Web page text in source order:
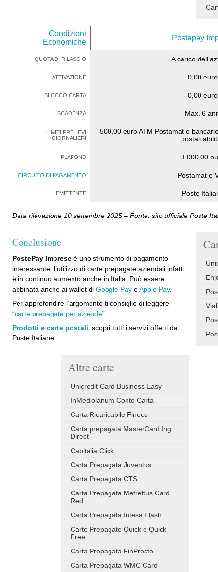
Condizioni
Economiche
Postepay
QUOTA DI RILASCIO A carico
ATTIVAZIONE 0,00 euro
BLOCCO CARTA 0,00 euro
SCADENZA Max. 6
LIMITI PRELIEVI
GIORNALIERI
500,00 euro ATM Postamat o
postali
PLAFOND 3.000,00
CIRCUITO DI PAGAMENTO Postamat e
EMITTENTE Poste
Data rilevazione 10 settembre 2025 – Fonte: sito ufficiale Poste
Conclusione
PostePay Imprese è uno strumento di pagamento
interessante: l’utilizzo di carte prepagate aziendali infatti
è in continuo aumento anche in Italia. Può essere
abbinata anche ai wallet di Google Pay eApple Pay.
Per approfondire l’argomento ti consiglio di leggere
“carte prepagate per aziende”.
Prodotti e carte postali: scopri tutti i servizi offerti da
Poste Italiane.
Altre carte
Unicredit Card Business Easy
InMediolanum Conto Carta
Carta Ricaricabile Fineco
Carta prepagata MasterCard Ing
Direct
Capitalia Click
Carta Prepagata Juventus
Carta Prepagata CTS
Carta Prepagata Metrebus Card
Red
Carta Prepagata Intesa Flash
Carte Prepagate Quick e Quick
Free
Carta Prepagata FinPresto
Carta Prepagata WMC Card